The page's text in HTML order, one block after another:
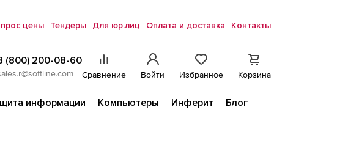
цены Тендеры Для юр.лиц Оплата и доставка Контакты
(800) 200-08-60
Сравнение Войти Избранное Корзина
информации Компьютеры Инферит
Блог